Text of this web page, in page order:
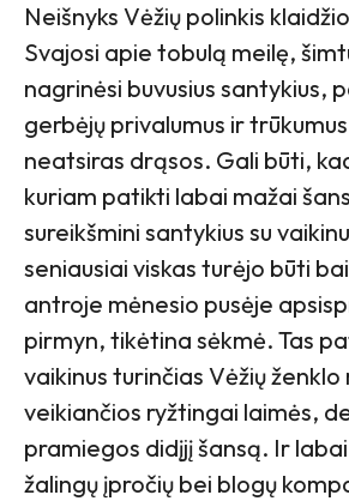
Neišnyks Vėžių polinkis
Svajosi apie tobulą meilę,
nagrinėsi buvusius santykius,
gerbėjų privalumus ir
neatsiras drąsos. Gali būti,
kuriam patikti labai mažai
sureikšmini santykius su
seniausiai viskas turėjo būti
antroje mėnesio pusėje
pirmyn, tikėtina sėkmė. Tas
vaikinus turinčias Vėžių ženklo
veikiančios ryžtingai laimės,
pramiegos didįjį šansą. Ir
žalingų įpročių bei blogų